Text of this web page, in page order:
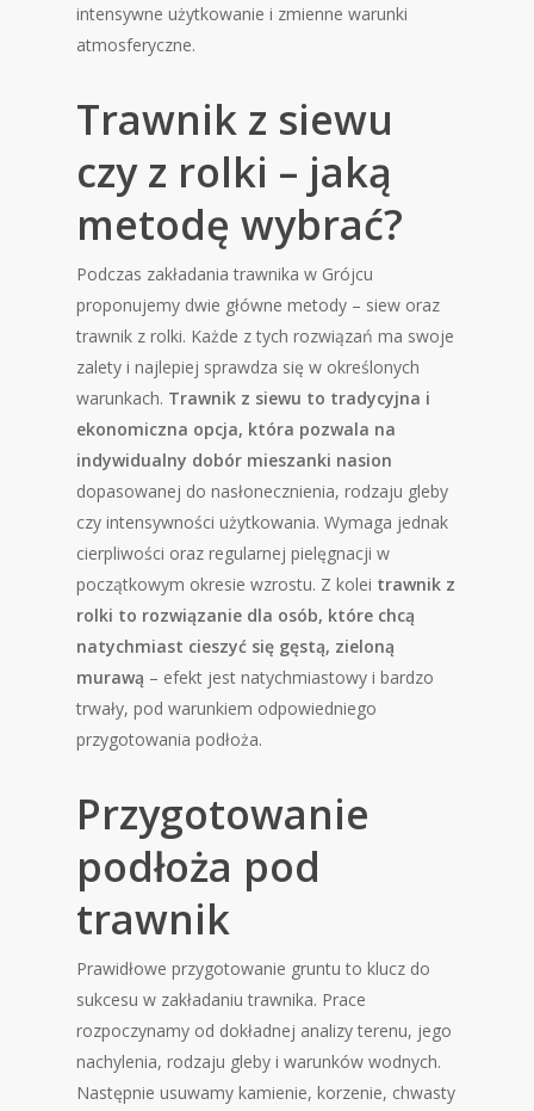
intensywne użytkowanie i zmienne warunki
atmosferyczne.
Trawnik z siewu
czy z rolki – jaką
metodę wybrać?
Podczas zakładania trawnika w Grójcu
proponujemy dwie główne metody – siew oraz
trawnik z rolki. Każde z tych rozwiązań ma swoje
zalety i najlepiej sprawdza się w określonych
warunkach. Trawnik z siewu to tradycyjna i
ekonomiczna opcja, która pozwala na
indywidualny dobór mieszanki nasion
dopasowanej do nasłonecznienia, rodzaju gleby
czy intensywności użytkowania. Wymaga jednak
cierpliwości oraz regularnej pielęgnacji w
początkowym okresie wzrostu. Z kolei trawnik z
rolki to rozwiązanie dla osób, które chcą
natychmiast cieszyć się gęstą, zieloną
murawą – efekt jest natychmiastowy i bardzo
trwały, pod warunkiem odpowiedniego
przygotowania podłoża.
Przygotowanie
podłoża pod
trawnik
Prawidłowe przygotowanie gruntu to klucz do
sukcesu w zakładaniu trawnika. Prace
rozpoczynamy od dokładnej analizy terenu, jego
nachylenia, rodzaju gleby i warunków wodnych.
Następnie usuwamy kamienie, korzenie, chwasty